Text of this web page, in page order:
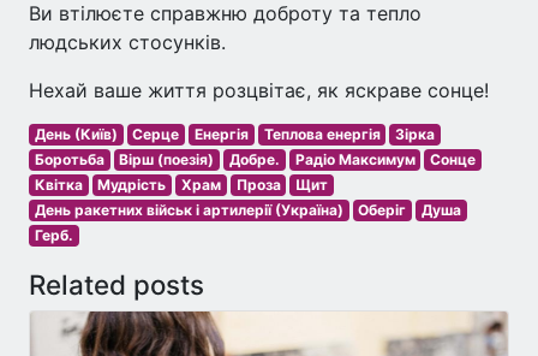
Ви втілюєте справжню доброту та тепло
людських стосунків.
Нехай ваше життя розцвітає, як яскраве сонце!
День (Київ) Серце Енергія Теплова енергія
Зірка
Боротьба
Вірш (поезія) Добре. Радіо Максимум
Сонце
Квітка
Мудрість Храм Проза
Щит
День ракетних військ і артилерії (Україна)
Оберіг
Душа
Герб.
Related posts